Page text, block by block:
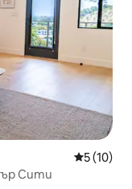
Средна
5 (10)
Сити